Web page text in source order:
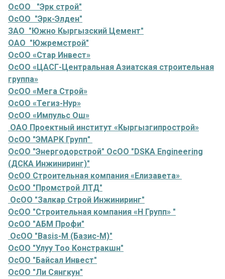
ОсОО "Эрк строй"
ОсОО "Эрк-Элден"
ЗАО "Южно Кыргызский Цемент"
ОАО "Южремстрой"
ОсОО «Стар Инвест»
ОсОО «ЦАСГ-Центральная Азиатская строительная
группа»
ОсОО «Мега Строй»
ОсОО «Тегиз-Нур»
ОсОО «Импульс Ош»
ОАО Проектный институт «Кыргызгипрострой»
ОсОО "ЭМАРК Групп"
ОсОО "Энергодорстрой" ОсОО "DSKA Engineering
(ДСКА Инжиниринг)"
ОсОО Строительная компания «Елизавета»
ОсОО "Промстрой ЛТД"
ОсОО "Залкар Строй Инжиниринг"
ОсОО "Строительная компания «Н Групп» "
ОсОО "АБМ Профи"
ОсОО "Basis-M (Базис-М)"
ОсОО "Улуу Тоо Констракшн"
ОсОО "Байсал Инвест"
ОсОО "Ли Сянгкун"